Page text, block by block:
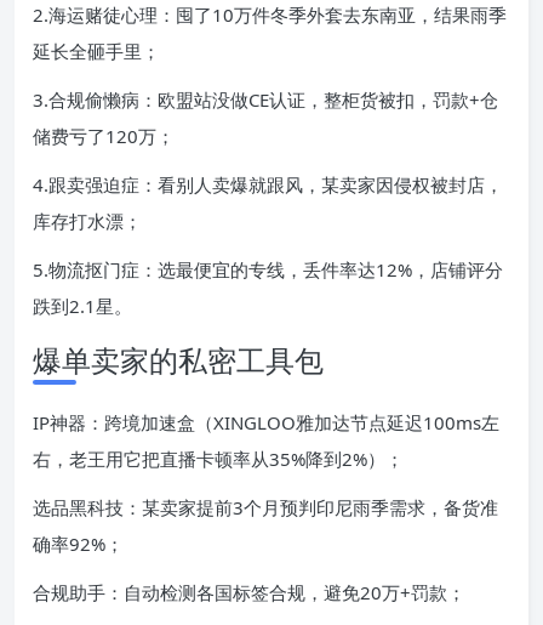
2.海运赌徒心理：囤了10万件冬季外套去东南亚，结果雨季
延长全砸手里；
3.合规偷懒病：欧盟站没做CE认证，整柜货被扣，罚款+仓
储费亏了120万；
4.跟卖强迫症：看别人卖爆就跟风，某卖家因侵权被封店，
库存打水漂；
5.物流抠门症：选最便宜的专线，丢件率达12%，店铺评分
跌到2.1星。
爆单卖家的私密工具包
IP神器：跨境加速盒（XINGLOO雅加达节点延迟100ms左
右，老王用它把直播卡顿率从35%降到2%）；
选品黑科技：某卖家提前3个月预判印尼雨季需求，备货准
确率92%；
合规助手：自动检测各国标签合规，避免20万+罚款；